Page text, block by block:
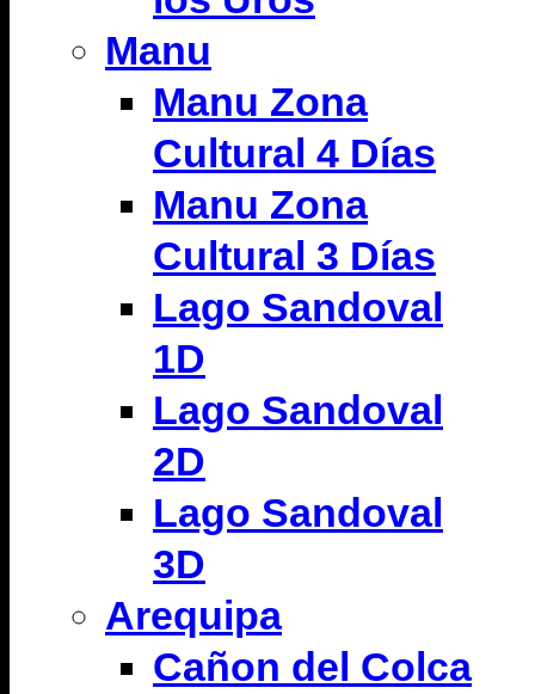
Manu
Manu Zona
Cultural 4 Días
Manu Zona
Cultural 3 Días
Lago Sandoval
1D
Lago Sandoval
2D
Lago Sandoval
3D
Arequipa
Cañon del Colca